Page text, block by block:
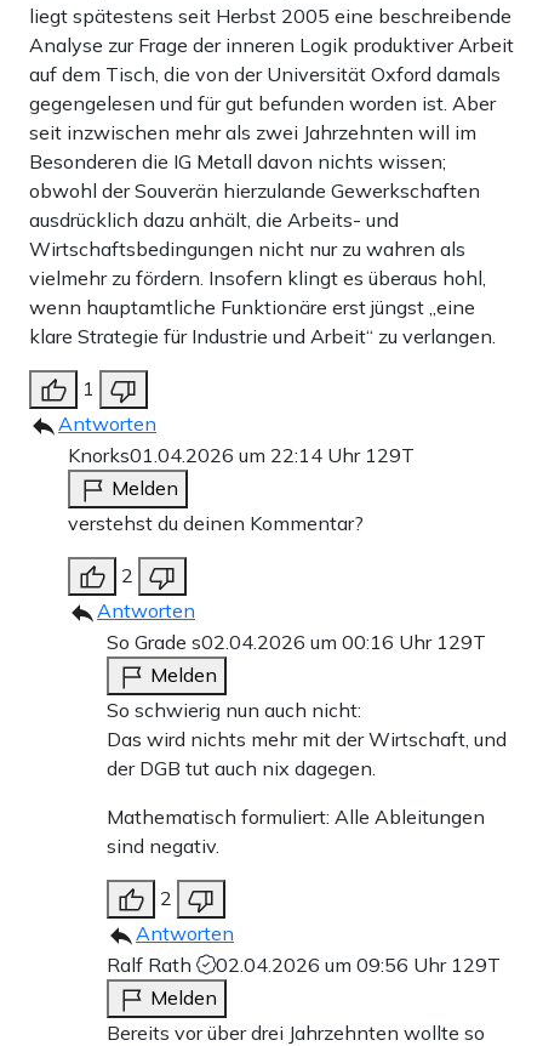
liegt spätestens seit Herbst 2005 eine beschreibende
Analyse zur Frage der inneren Logik produktiver Arbeit
auf dem Tisch, die von der Universität Oxford damals
gegengelesen und für gut befunden worden ist. Aber
seit inzwischen mehr als zwei Jahrzehnten will im
Besonderen die IG Metall davon nichts wissen;
obwohl der Souverän hierzulande Gewerkschaften
ausdrücklich dazu anhält, die Arbeits- und
Wirtschaftsbedingungen nicht nur zu wahren als
vielmehr zu fördern. Insofern klingt es überaus hohl,
wenn hauptamtliche Funktionäre erst jüngst „eine
klare Strategie für Industrie und Arbeit“ zu verlangen.
1
Antworten
Knorks01.04.2026 um 22:14 Uhr 129T
Melden
verstehst du deinen Kommentar?
2
Antworten
So Grade s02.04.2026 um 00:16 Uhr 129T
Melden
So schwierig nun auch nicht:
Das wird nichts mehr mit der Wirtschaft, und
der DGB tut auch nix dagegen.
Mathematisch formuliert: Alle Ableitungen
sind negativ.
2
Antworten
Ralf Rath
02.04.2026 um 09:56 Uhr 129T
Melden
Bereits vor über drei Jahrzehnten wollte so